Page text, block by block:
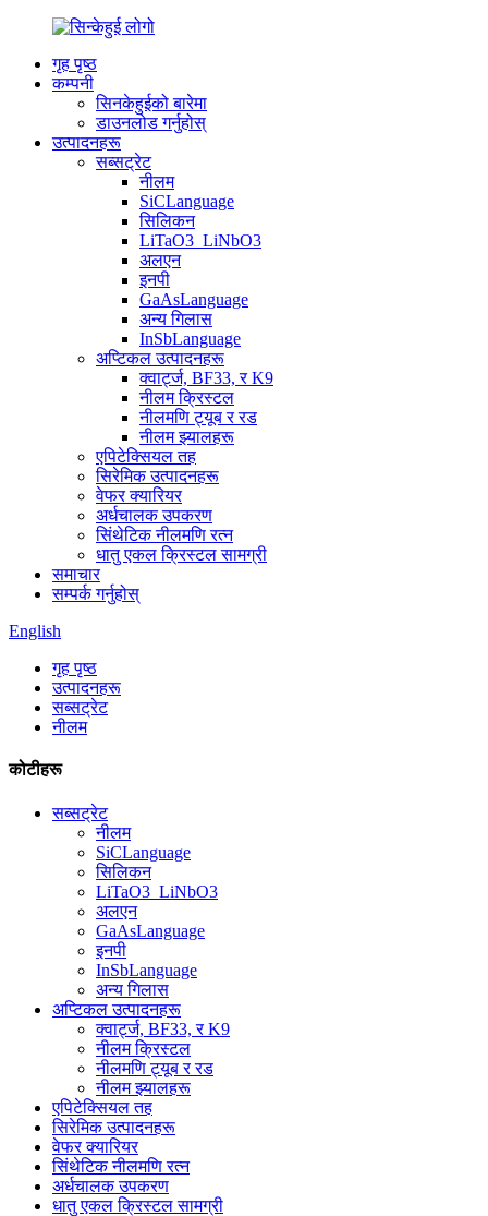
गृह पृष्ठ
कम्पनी
सिनकेहुईको बारेमा
डाउनलोड गर्नुहोस्
उत्पादनहरू
सब्सट्रेट
नीलम
SiCLanguage
सिलिकन
LiTaO3_LiNbO3
अलएन
इनपी
GaAsLanguage
अन्य गिलास
InSbLanguage
अप्टिकल उत्पादनहरू
क्वार्ट्ज, BF33, र K9
नीलम क्रिस्टल
नीलमणि ट्यूब र रड
नीलम झ्यालहरू
एपिटेक्सियल तह
सिरेमिक उत्पादनहरू
वेफर क्यारियर
अर्धचालक उपकरण
सिंथेटिक नीलमणि रत्न
धातु एकल क्रिस्टल सामग्री
समाचार
सम्पर्क गर्नुहोस्
English
गृह पृष्ठ
उत्पादनहरू
सब्सट्रेट
नीलम
कोटीहरू
सब्सट्रेट
नीलम
SiCLanguage
सिलिकन
LiTaO3_LiNbO3
अलएन
GaAsLanguage
इनपी
InSbLanguage
अन्य गिलास
अप्टिकल उत्पादनहरू
क्वार्ट्ज, BF33, र K9
नीलम क्रिस्टल
नीलमणि ट्यूब र रड
नीलम झ्यालहरू
एपिटेक्सियल तह
सिरेमिक उत्पादनहरू
वेफर क्यारियर
सिंथेटिक नीलमणि रत्न
अर्धचालक उपकरण
धातु एकल क्रिस्टल सामग्री